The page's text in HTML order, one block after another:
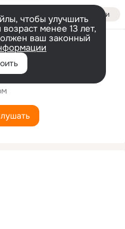
Войти
чтобы улучшить
менее 13 лет,
ваш законный